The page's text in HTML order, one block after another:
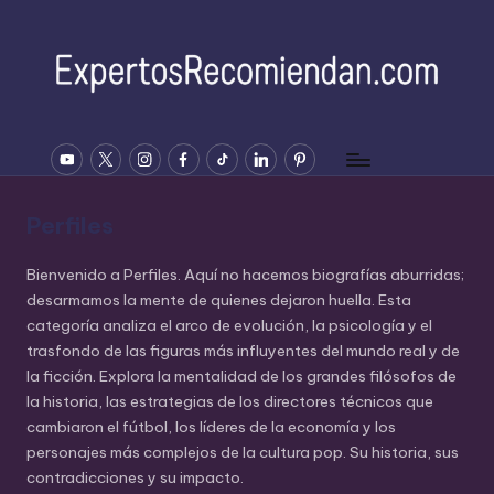
x
rt
o
s
R
e
c
YOUTUBE
TwitterInstagramFacebook
TiktokLinkedinPinterest
Bienvenido a Perfiles. Aquí no hacemos biografías aburridas;
desarmamos la mente de quienes dejaron huella. Esta
categoría analiza el arco de evolución, la psicología y el
trasfondo de las figuras más influyentes del mundo real y de
la ficción. Explora la mentalidad de los grandes filósofos de
la historia, las estrategias de los directores técnicos que
cambiaron el fútbol, los líderes de la economía y los
personajes más complejos de la cultura pop. Su historia, sus
contradicciones y su impacto.